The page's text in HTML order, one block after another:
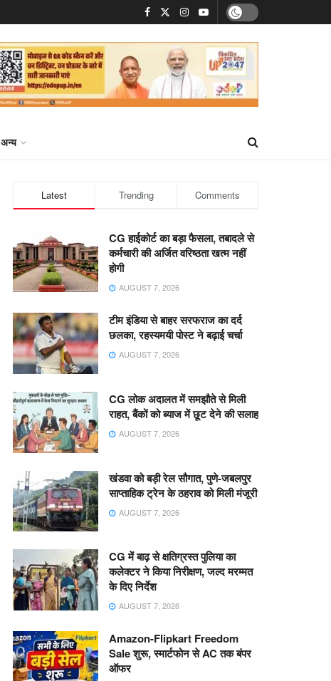
अन्य
Latest Trending Comments
CG हाईकोर्ट का बड़ा फैसला, तबादले से
कर्मचारी की अर्जित वरिष्ठता खत्म नहीं
होगी
AUGUST 7, 2026
टीम इंडिया से बाहर सरफराज का दर्द
छलका, रहस्यमयी पोस्ट ने बढ़ाई चर्चा
AUGUST 7, 2026
CG लोक अदालत में समझौते से मिली
राहत, बैंकों को ब्याज में छूट देने की सलाह
AUGUST 7, 2026
खंडवा को बड़ी रेल सौगात, पुणे-जबलपुर
साप्ताहिक ट्रेन के ठहराव को मिली मंजूरी
AUGUST 7, 2026
CG में बाढ़ से क्षतिग्रस्त पुलिया का
कलेक्टर ने किया निरीक्षण, जल्द मरम्मत
के दिए निर्देश
AUGUST 7, 2026
Amazon-Flipkart Freedom
Sale शुरू, स्मार्टफोन से AC तक बंपर
ऑफर